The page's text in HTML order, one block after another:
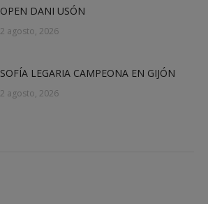
OPEN DANI USÓN
2 agosto, 2026
SOFÍA LEGARIA CAMPEONA EN GIJÓN
2 agosto, 2026